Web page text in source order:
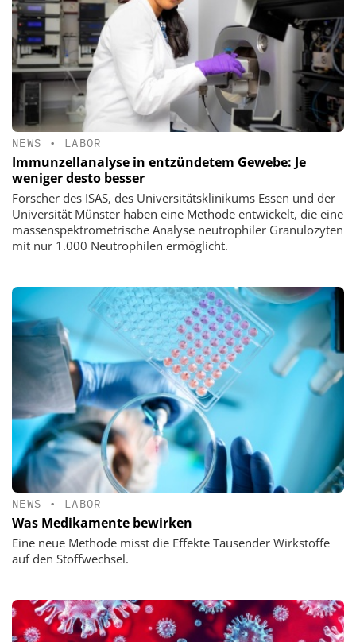
NEWS • LABOR
Immunzellanalyse in entzündetem Gewebe: Je
weniger desto besser
Forscher des ISAS, des Universitätsklinikums Essen und der
Universität Münster haben eine Methode entwickelt, die eine
massenspektrometrische Analyse neutrophiler Granulozyten
mit nur 1.000 Neutrophilen ermöglicht.
NEWS • LABOR
Was Medikamente bewirken
Eine neue Methode misst die Effekte Tausender Wirkstoffe
auf den Stoffwechsel.